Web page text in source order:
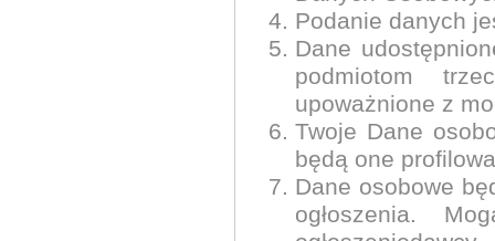
Podanie danych
Dane
podmiotom
upoważnione z
Twoje Dane
będą one
Dane osobowe
ogłoszenia.